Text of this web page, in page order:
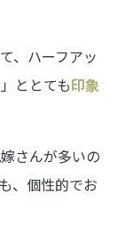
、ハーフアッ
ととても印象
さんが多いの
、個性的でお